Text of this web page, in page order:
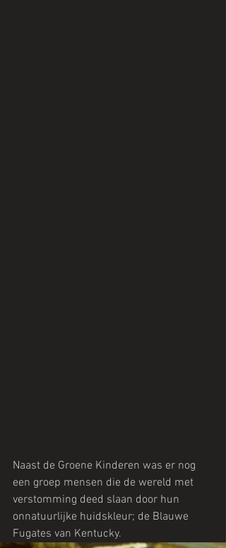
Naast de Groene Kinderen was er nog
een groep mensen die de wereld met
verstomming deed slaan door hun
onnatuurlijke huidskleur; de Blauwe
Fugates van Kentucky.